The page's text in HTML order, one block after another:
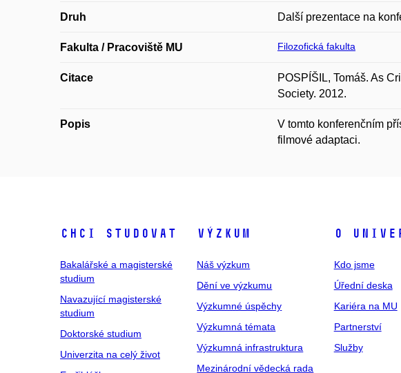
Druh Další prezentace na
Fakulta / Pracoviště MU Filozofická fakulta
Citace
POSPÍŠIL, Tomáš. As
Society. 2012.
Popis
V tomto konferenčním
filmové adaptaci.
Chci studovat
Bakalářské a magisterské
studium
Navazující magisterské
studium
Doktorské studium
Univerzita na celý život
Výzkum
Náš výzkum
Dění ve výzkumu
Výzkumné úspěchy
Výzkumná témata
Výzkumná infrastruktura
Mezinárodní vědecká rada
O
Kdo jsme
Úřední deska
Kariéra na MU
Partnerství
Služby